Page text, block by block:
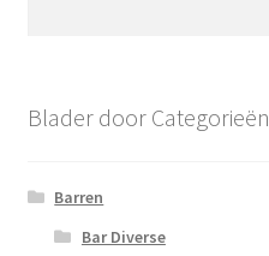
Blader door Categorieën
Barren
Bar Diverse